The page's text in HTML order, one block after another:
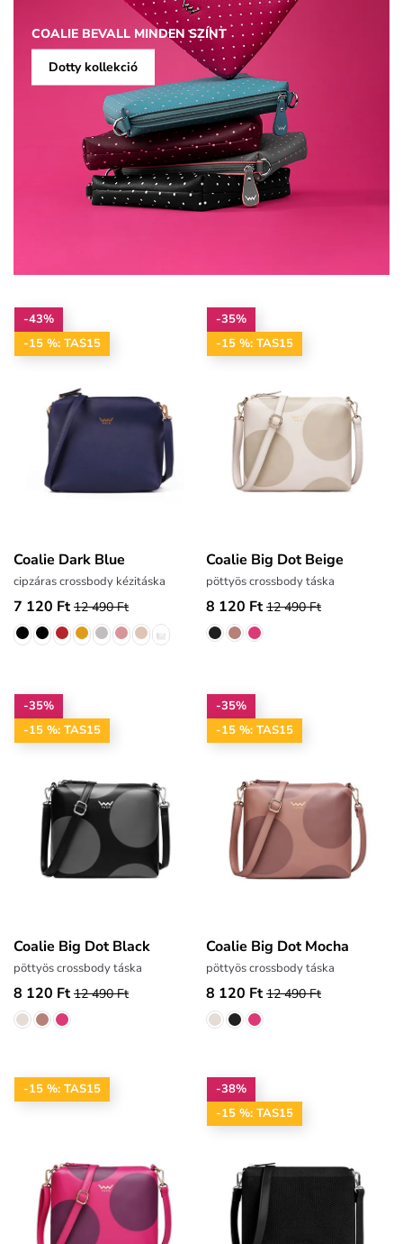
COALIE BEVALL MINDEN SZÍNT
Dotty kollekció
-43%
-15 %: TAS15
Coalie Dark Blue
cipzáras crossbody kézitáska
7 120 Ft 12 490 Ft
-35%
-15 %: TAS15
Coalie Big Dot Beige
pöttyös crossbody táska
8 120 Ft 12 490 Ft
-35%
-15 %: TAS15
Coalie Big Dot Black
pöttyös crossbody táska
8 120 Ft 12 490 Ft
-35%
-15 %: TAS15
Coalie Big Dot Mocha
pöttyös crossbody táska
8 120 Ft 12 490 Ft
-15 %: TAS15
-38%
-15 %: TAS15